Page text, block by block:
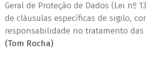
Geral de Proteção de Dados (Lei nº
de cláusulas específicas de sigilo,
responsabilidade no tratamento das
(Tom Rocha)